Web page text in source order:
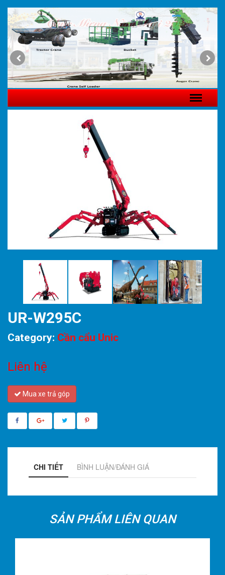
UR-W295C
Category: Cần cẩu Unic
Liên hệ
Mua xe trả góp
CHI TIẾT BÌNH LUẬN/ĐÁNH GIÁ
SẢN PHẨM LIÊN QUAN